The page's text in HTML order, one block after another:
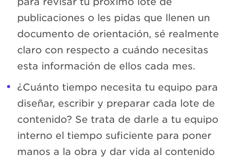
publicaciones o les pidas que llenen un
documento de orientación, sé realmente
claro con respecto a cuándo necesitas
esta información de ellos cada mes.
¿Cuánto tiempo necesita tu equipo para
diseñar, escribir y preparar cada lote de
contenido? Se trata de darle a tu equipo
interno el tiempo suficiente para poner
manos a la obra y dar vida al contenido